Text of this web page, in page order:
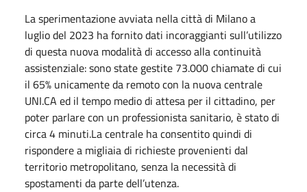
La sperimentazione avviata nella città di Milano a
luglio del 2023 ha fornito dati incoraggianti sull’utilizzo
di questa nuova modalità di accesso alla continuità
assistenziale: sono state gestite 73.000 chiamate di cui
il 65% unicamente da remoto con la nuova centrale
UNI.CA ed il tempo medio di attesa per il cittadino, per
poter parlare con un professionista sanitario, è stato di
circa 4 minuti.La centrale ha consentito quindi di
rispondere a migliaia di richieste provenienti dal
territorio metropolitano, senza la necessità di
spostamenti da parte dell’utenza.